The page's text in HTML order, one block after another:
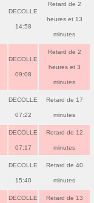
DECOLLE
14:58
Retard de 2
heures et 13
minutes
DECOLLE
09:08
Retard de 2
heures et 3
minutes
DECOLLE
07:22
Retard de 17
minutes
DECOLLE
07:17
Retard de 12
minutes
DECOLLE
15:40
Retard de 40
minutes
DECOLLE Retard de 13